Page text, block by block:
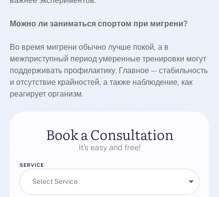
Можно ли заниматься спортом при мигрени?
Во время мигрени обычно лучше покой, а в
межприступный период умеренные тренировки могут
поддерживать профилактику. Главное — стабильность
и отсутствие крайностей, а также наблюдение, как
реагирует организм.
Book a Consultation
It’s easy and free!
SERVICE